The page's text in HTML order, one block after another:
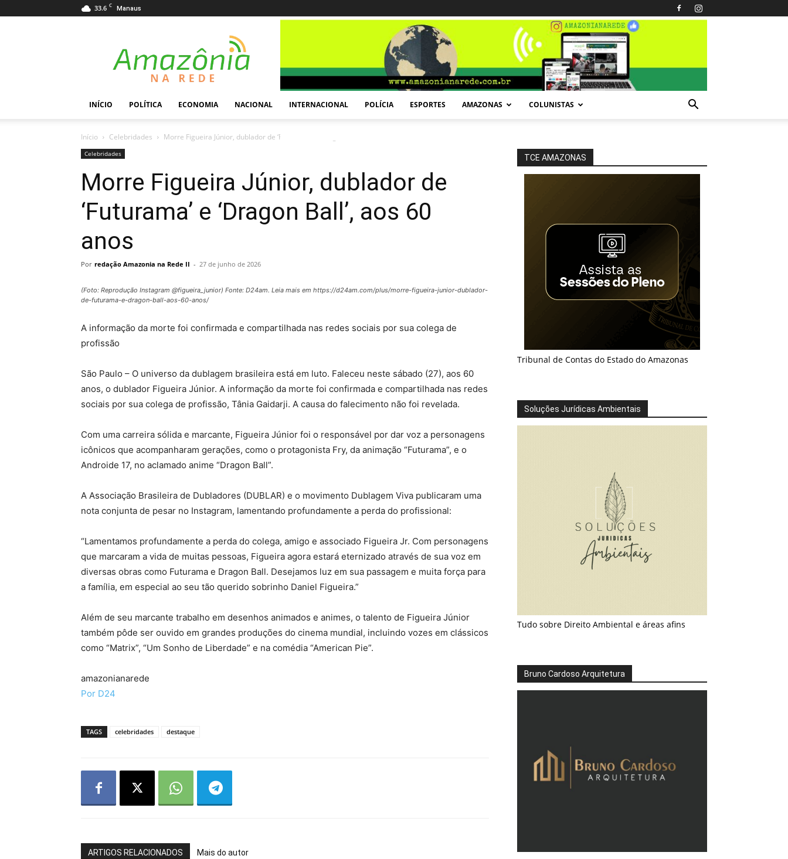
33.6 C Manaus
Rede
INÍCIO POLÍTICA ECONOMIA NACIONAL INTERNACIONAL POLÍCIA ESPORTES AMAZONAS COLUNISTAS
Início Celebridades Morre Figueira Júnior, dublador de ‘Futurama’ e ‘Dragon Ball’, aos 60 anos
Celebridades
Morre Figueira Júnior, dublador de
‘Futurama’ e ‘Dragon Ball’, aos 60
anos
Por redação Amazonia na Rede II - 27 de junho de 2026
(Foto: Reprodução Instagram @figueira_junior) Fonte: D24am. Leia mais em https://d24am.com/plus/morre-figueira-junior-dublador-
de-futurama-e-dragon-ball-aos-60-anos/
A informação da morte foi confirmada e compartilhada nas redes sociais por sua colega de
profissão
São Paulo – O universo da dublagem brasileira está em luto. Faleceu neste sábado (27), aos 60
anos, o dublador Figueira Júnior. A informação da morte foi confirmada e compartilhada nas redes
sociais por sua colega de profissão, Tânia Gaidarji. A causa do falecimento não foi revelada.
Com uma carreira sólida e marcante, Figueira Júnior foi o responsável por dar voz a personagens
icônicos que acompanharam gerações, como o protagonista Fry, da animação “Futurama”, e o
Androide 17, no aclamado anime “Dragon Ball”.
A Associação Brasileira de Dubladores (DUBLAR) e o movimento Dublagem Viva publicaram uma
nota conjunta de pesar no Instagram, lamentando profundamente a perda do profissional:
“Lamentamos profundamente a perda do colega, amigo e associado Figueira Jr. Com personagens
que marcaram a vida de muitas pessoas, Figueira agora estará eternizado através de sua voz em
diversas obras como Futurama e Dragon Ball. Desejamos luz em sua passagem e muita força para
a família, em especial ao seu tão querido sobrinho Daniel Figueira.”
Além de seu marcante trabalho em desenhos animados e animes, o talento de Figueira Júnior
também pôde ser ouvido em grandes produções do cinema mundial, incluindo vozes em clássicos
como “Matrix”, “Um Sonho de Liberdade” e na comédia “American Pie”.
amazonianarede
Por D24
TAGS celebridades destaque
ARTIGOS RELACIONADOS Mais do autor
TCE AMAZONAS
Tribunal de Contas do Estado do Amazonas
Soluções Jurídicas Ambientais
Tudo sobre Direito Ambiental e áreas afins
Bruno Cardoso Arquitetura